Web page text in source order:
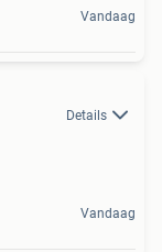
Vandaag
Details
Vandaag